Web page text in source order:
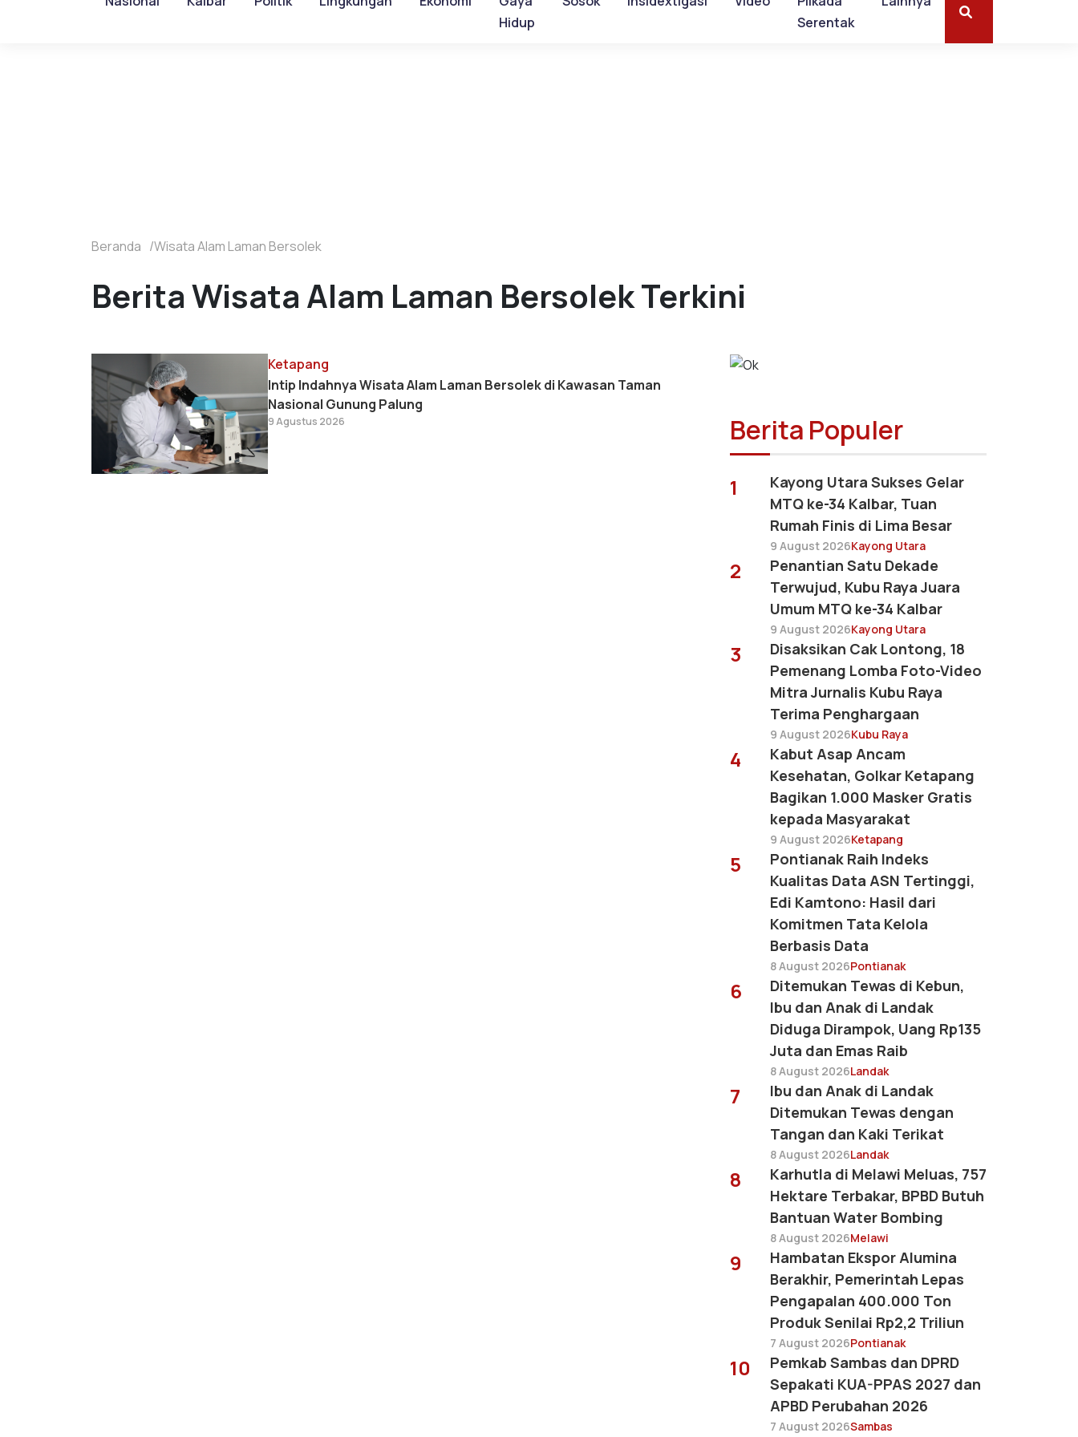
Hidup
Serentak
Beranda Wisata Alam Laman Bersolek
Berita Wisata Alam Laman Bersolek Terkini
Ketapang
Intip Indahnya Wisata Alam Laman Bersolek di Kawasan Taman
Nasional Gunung Palung
9 Agustus 2026 Berita Populer
1
Kayong Utara Sukses Gelar
MTQ ke-34 Kalbar, Tuan
Rumah Finis di Lima Besar
9 August 2026Kayong Utara
2
Penantian Satu Dekade
Terwujud, Kubu Raya Juara
Umum MTQ ke-34 Kalbar
9 August 2026Kayong Utara
3
Disaksikan Cak Lontong, 18
Pemenang Lomba Foto-Video
Mitra Jurnalis Kubu Raya
Terima Penghargaan
9 August 2026Kubu Raya
4
Kabut Asap Ancam
Kesehatan, Golkar Ketapang
Bagikan 1.000 Masker Gratis
kepada Masyarakat
9 August 2026Ketapang
5
Pontianak Raih Indeks
Kualitas Data ASN Tertinggi,
Edi Kamtono: Hasil dari
Komitmen Tata Kelola
Berbasis Data
8 August 2026Pontianak
6
Ditemukan Tewas di Kebun,
Ibu dan Anak di Landak
Diduga Dirampok, Uang Rp135
Juta dan Emas Raib
8 August 2026Landak
7
Ibu dan Anak di Landak
Ditemukan Tewas dengan
Tangan dan Kaki Terikat
8 August 2026Landak
8
Karhutla di Melawi Meluas, 757
Hektare Terbakar, BPBD Butuh
Bantuan Water Bombing
8 August 2026Melawi
9
Hambatan Ekspor Alumina
Berakhir, Pemerintah Lepas
Pengapalan 400.000 Ton
Produk Senilai Rp2,2 Triliun
7 August 2026Pontianak
10
Pemkab Sambas dan DPRD
Sepakati KUA-PPAS 2027 dan
APBD Perubahan 2026
7 August 2026Sambas